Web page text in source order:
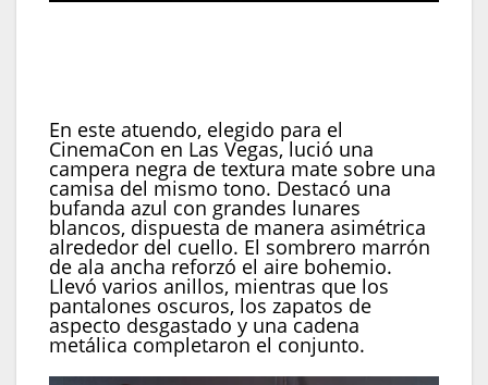
En este atuendo, elegido para el
CinemaCon en Las Vegas, lució una
campera negra de textura mate sobre una
camisa del mismo tono. Destacó una
bufanda azul con grandes lunares
blancos, dispuesta de manera asimétrica
alrededor del cuello. El sombrero marrón
de ala ancha reforzó el aire bohemio.
Llevó varios anillos, mientras que los
pantalones oscuros, los zapatos de
aspecto desgastado y una cadena
metálica completaron el conjunto.